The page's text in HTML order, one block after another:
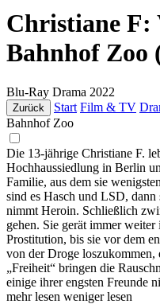
Christiane
Bahnhof Zoo
Blu-Ray Drama 2022
Zurück Start Film & TV
Bahnhof Zoo
Die 13-jährige Christiane F.
Hochhaussiedlung in Berlin
Familie, aus dem sie
sind es Hasch und LSD,
nimmt Heroin. Schließlich
gehen. Sie gerät immer
Prostitution, bis sie vor dem
von der Droge loszukommen,
„Freiheit“ bringen die
einige ihrer engsten Freunde
mehr lesen weniger lesen